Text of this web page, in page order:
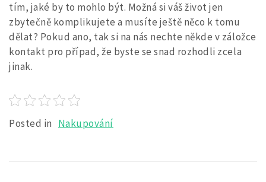
tím, jaké by to mohlo být. Možná si váš život jen
zbytečně komplikujete a musíte ještě něco k tomu
dělat? Pokud ano, tak si na nás nechte někde v záložce
kontakt pro případ, že byste se snad rozhodli zcela
jinak.
Posted in Nakupování